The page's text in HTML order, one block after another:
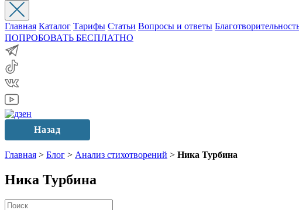
Главная Каталог Тарифы Статьи Вопросы и ответы
ПОПРОБОВАТЬ БЕСПЛАТНО
Назад
Главная > Блог > Анализ стихотворений > Ника Турбина
Ника Турбина